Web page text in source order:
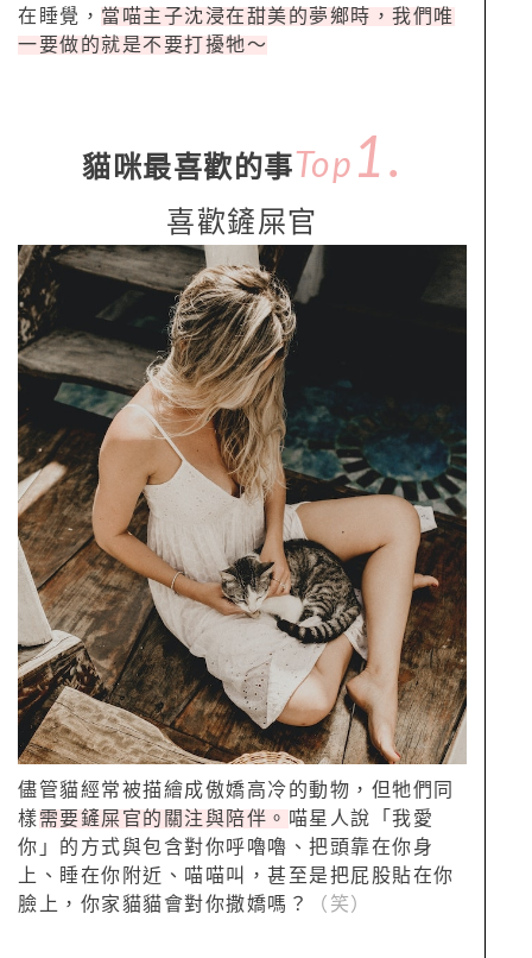
在睡覺， 當喵主子沈浸在甜美的夢鄉時，我們唯
一要做的就是不要打擾牠～
貓咪最喜歡的事 Top 1.
喜歡鏟屎官
儘管貓經常被描繪成傲嬌高冷的動物，但牠們同
樣需要鏟屎官的關注與陪伴。 喵星人說「我愛
你」的方式與包含對你呼嚕嚕、把頭靠在你身
上、睡在你附近、喵喵叫，甚至是把屁股貼在你
臉上，你家貓貓會對你撒嬌嗎？
（笑）